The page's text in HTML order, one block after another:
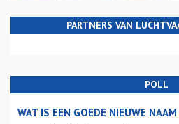
PARTNERS VAN
POLL
WAT IS EEN GOEDE NIEUWE